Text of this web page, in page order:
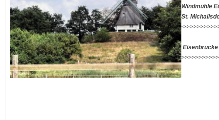
Windmühle
St.